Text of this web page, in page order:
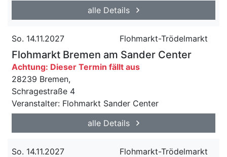
alle Details
So. 14.11.2027 Flohmarkt-Trödelmarkt
Flohmarkt Bremen am Sander Center
Achtung: Dieser Termin fällt aus
28239 Bremen,
Schragestraße 4
Veranstalter: Flohmarkt Sander Center
alle Details
So. 14.11.2027 Flohmarkt-Trödelmarkt